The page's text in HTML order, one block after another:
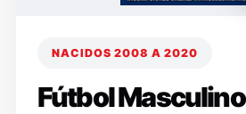
NACIDOS 2008 A 2020
Fútbol Masculino